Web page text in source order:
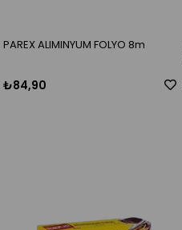
PAREX ALIMINYUM FOLYO 8m
₺84,90